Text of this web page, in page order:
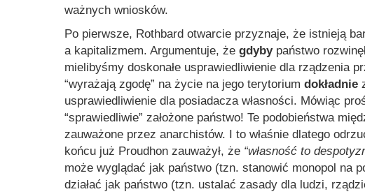
ważnych wniosków.
Po pierwsze, Rothbard otwarcie przyznaje, że istnieją
a kapitalizmem. Argumentuje, że gdybypaństwo
mielibyśmy doskonałe usprawiedliwienie dla rządzenia
“wyrażają zgodę” na życie na jego terytorium dokładnie
usprawiedliwienie dla posiadacza własności. Mówiąc
“sprawiedliwie” założone państwo! Te podobieństwa
zauważone przez anarchistów. I to właśnie dlatego
końcu już Proudhon zauważył, że “własność to
może wyglądać jak państwo (tzn. stanowić monopol na
działać jak państwo (tzn. ustalać zasady dla ludzi,